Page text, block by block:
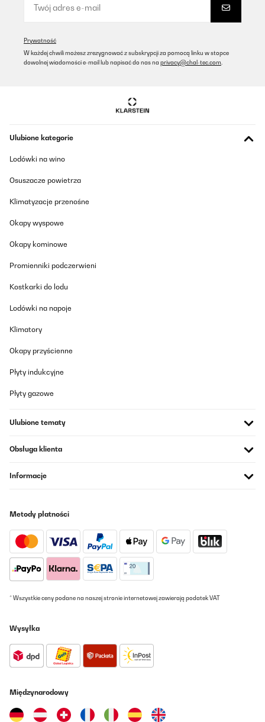
Sehr schöner Kamin und die HeizleistungIst ausreichend.Nur
leider sehr Strom fressend.
Tłumacz
Der Kaminofen ist sehr schön und modern .Der einzigste Nachteil
Amazon-Benutzer
Tłumacz
Estoy muy contento con el producto, es muy elegante, eficaz
instalación. Llegar y enchufar! Genial
Usuario/a de amazon
persönlichen Ansprüche vorgenommen und es funktioniert alles
zusätzliche Wärmequelle, kann ich weiterhin diese Gerät absolut
simple Anwendung direkt funktioniert.Im Modus "nur Flammen"
ist absolut kein Geräusch zu hören.Der Heizlüfter ist
so attraktiven Geräten ähnlich laut, aber definitiv auch nicht
Beschreibung ergänzen. Diese personalisierten Einstellungen
Amazon-Benutzer
Tłumacz
Mejor de lo esperado en todos los sentidos , estético (
expectacular), realista ( muy bueno ), y calor muy bueno
Wärmeleistung ist aber sehr gut . Das Feuer sieht sehr echt aus
Prywatność
W każdej chwili możesz zrezygnować z subskrypcji za pomocą linku w stopce
dowolnej wiadomości e-mail lub napisać do nas na privacy@chal-tec.com
Ulubione kategorie
Lodówki na wino
Osuszacze powietrza
Klimatyzacje przenośne
Okapy wyspowe
Okapy kominowe
Promienniki podczerwieni
Kostkarki do lodu
Lodówki na napoje
Klimatory
Okapy przyścienne
Płyty indukcyjne
Płyty gazowe
Ulubione tematy
Obsługa klienta
Informacje
Metody płatności
* Wszystkie ceny podane na naszej stronie internetowej zawierają podatek VAT
Wysyłka
Międzynarodowy